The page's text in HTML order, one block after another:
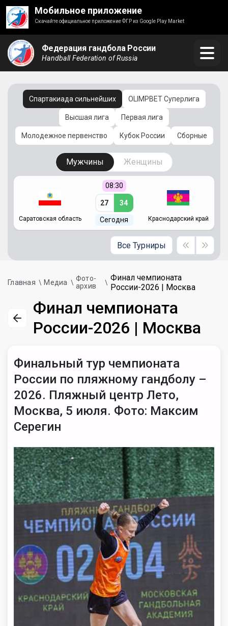
Мобильное приложение
Скачайте официальное приложение ФГР из Google Play Market
Федерация гандбола России
Handball Federation of Russia
Спартакиада сильнейших OLIMPBET Суперлига
Высшая лига Первая лига
Молодежное первенство Кубок России Сборные
Мужчины Женщины
Саратовская область
08:30
27 34
Сегодня Краснодарский край
Все Турниры
Главная Медиа
Фото-
архив
Финал чемпионата
России-2026 | Москва
Финал чемпионата
России-2026 | Москва
Финальный тур чемпионата
России по пляжному гандболу –
2026. Пляжный центр Лето,
Москва, 5 июля. Фото: Максим
Серегин